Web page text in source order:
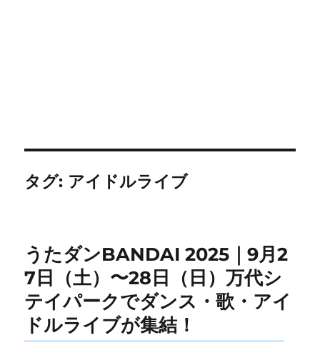
タグ: アイドルライブ
うたダンBANDAI 2025｜9月2
7日（土）〜28日（日）万代シ
テイパークでダンス・歌・アイ
ドルライブが集結！